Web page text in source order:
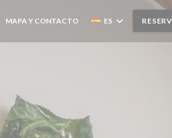
((ABRE EN UNA NUEVA VENTANA))
MAPA Y CONTACTO ES